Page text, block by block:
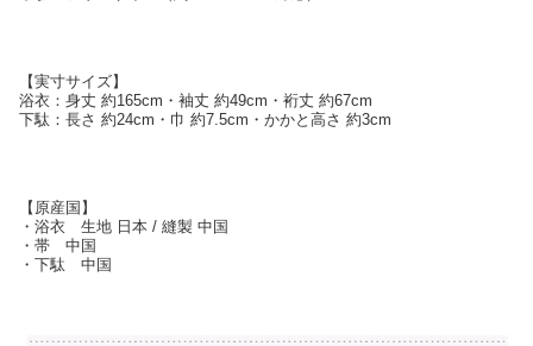
【実寸サイズ】
浴衣：身丈 約165cm・袖丈 約49cm・裄丈 約67cm
下駄：長さ 約24cm・巾 約7.5cm・かかと高さ 約3cm
【原産国】
・浴衣 生地 日本 / 縫製 中国
・帯 中国
・下駄 中国